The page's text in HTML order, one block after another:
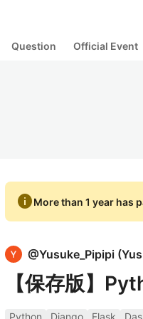
Question Official Event
infoMore than 1 year has
@Yusuke_Pipipi (
【保存版】
Python Django Flask